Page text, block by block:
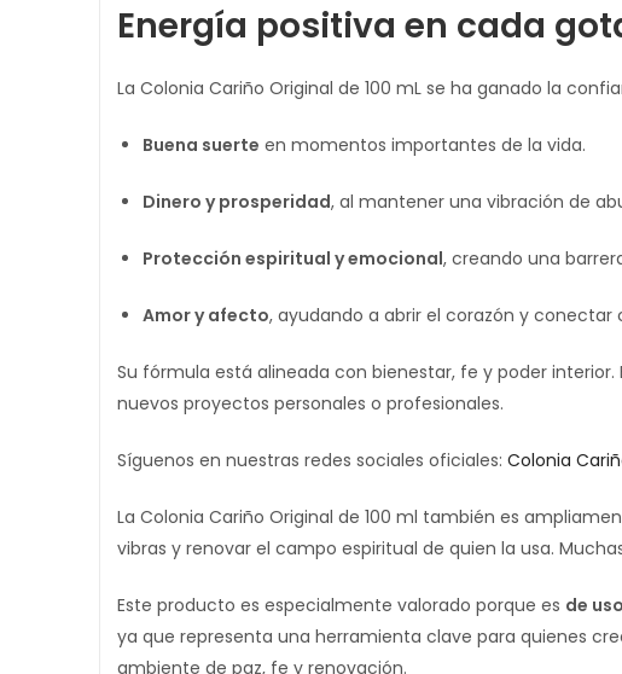
Energía positiva en cada
La Colonia Cariño Original de 100 mL se ha ganado la
Buena suerte en momentos importantes de la vida.
Dinero y prosperidad, al mantener una vibración de
Protección espiritual y emocional, creando una
Amor y afecto, ayudando a abrir el corazón y conectar
Su fórmula está alineada con bienestar, fe y poder
nuevos proyectos personales o profesionales.
Síguenos en nuestras redes sociales oficiales: Colonia
La Colonia Cariño Original de 100 ml también es
vibras y renovar el campo espiritual de quien la usa.
Este producto es especialmente valorado porque es de
ya que representa una herramienta clave para quienes
ambiente de paz, fe y renovación.